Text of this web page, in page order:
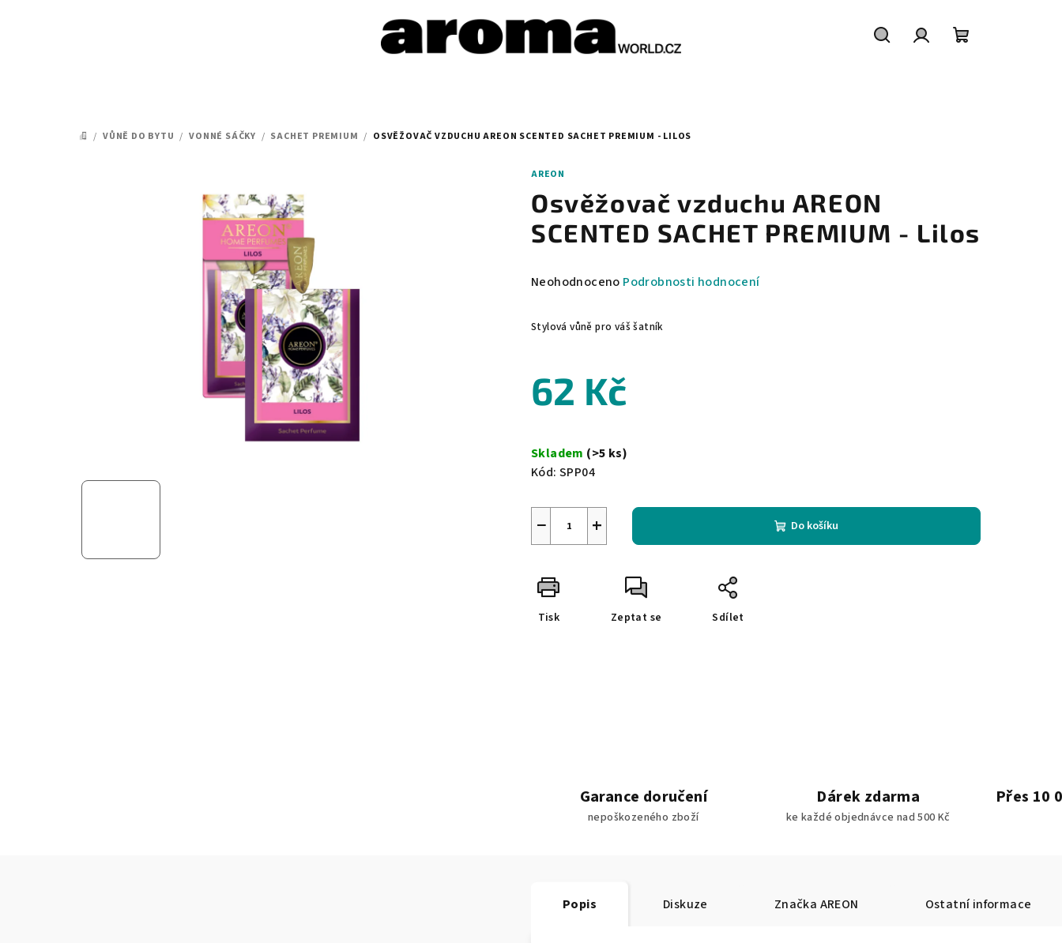
DOMŮ
/ VŮNĚ DO BYTU / VONNÉ SÁČKY / SACHET PREMIUM / OSVĚŽOVAČ VZDUCHU AREON SCENTED SACHET PREMIUM - LILOS
AREON
Osvěžovač vzduchu AREON
SCENTED SACHET PREMIUM - Lilos
Průměrné
produktu
z
5
Neohodnoceno Podrobnosti hodnocení
Stylová vůně pro váš šatník
62 Kč
cena:
Skladem (>5 ks)
Kód: SPP04
+
− Do košíku
Tisk Zeptat se Sdílet
Garance doručení
nepoškozeného zboží
Dárek zdarma
ke každé objednávce nad 500 Kč
Přes 10
Popis Diskuze Značka AREON Ostatní informace